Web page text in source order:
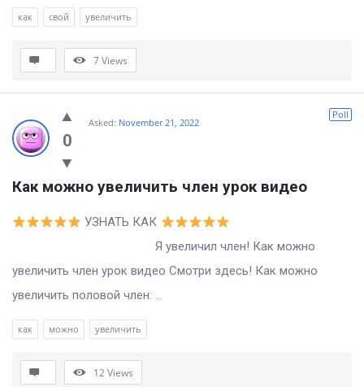
как свой увеличить
7Views
0
Poll
Asked: November 21, 2022
Как можно увеличить член урок видео
УЗНАТЬ КАК
Я увеличил член! Как можно
увеличить член урок видео Смотри здесь! Как можно
увеличить половой член: ...
как можно увеличить
12Views